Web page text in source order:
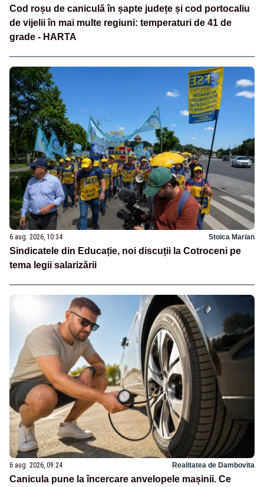
Cod roșu de caniculă în șapte județe și cod portocaliu
de vijelii în mai multe regiuni: temperaturi de 41 de
grade - HARTA
6 aug. 2026, 10:34 Stoica Marian
Sindicatele din Educație, noi discuții la Cotroceni pe
tema legii salarizării
6 aug. 2026, 09:24 Realitatea de Dambovita
Canicula pune la încercare anvelopele mașinii. Ce